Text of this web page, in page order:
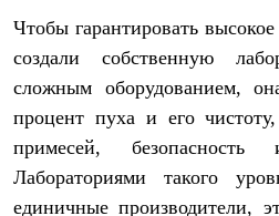
Баулы
Кошельки
Сумки
Гермомешки
Полезные аксессуары
Еда
Коврики
Чтобы гарантировать
создали собственную
сложным оборудованием,
процент пуха и его чистоту,
примесей,
Лабораториями такого
единичные производители,